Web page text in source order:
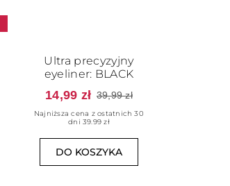
Ultra precyzyjny
eyeliner: BLACK
14,99 zł 39,99 zł
Najniższa cena z ostatnich 30
dni 39.99 zł
DO KOSZYKA